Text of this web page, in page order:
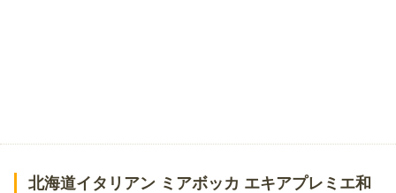
北海道イタリアン ミアボッカ エキアプレミエ和